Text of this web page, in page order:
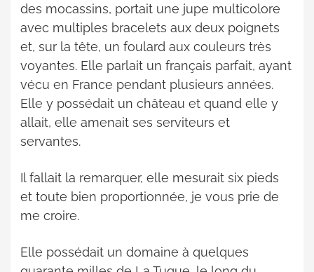
des mocassins, portait une jupe multicolore
avec multiples bracelets aux deux poignets
et, sur la tête, un foulard aux couleurs très
voyantes. Elle parlait un français parfait, ayant
vécu en France pendant plusieurs années.
Elle y possédait un château et quand elle y
allait, elle amenait ses serviteurs et
servantes.
Il fallait la remarquer, elle mesurait six pieds
et toute bien proportionnée, je vous prie de
me croire.
Elle possédait un domaine à quelques